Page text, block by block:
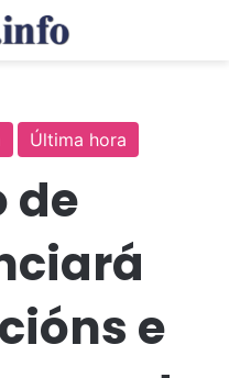
Última hora
de
e